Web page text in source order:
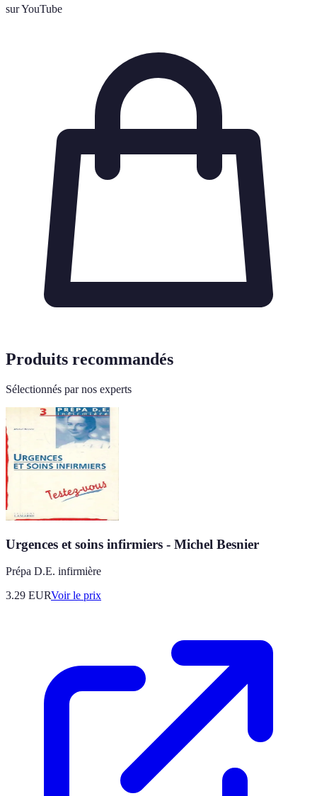
sur YouTube
Produits recommandés
Sélectionnés par nos experts
Urgences et soins infirmiers - Michel Besnier
Prépa D.E. infirmière
3.29 EURVoir le prix